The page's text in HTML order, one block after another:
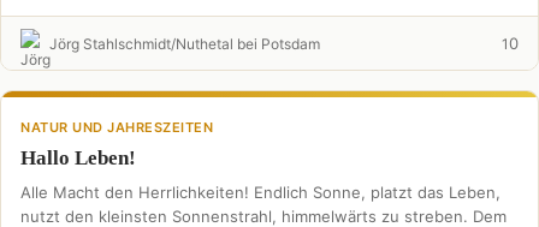
Jörg Stahlschmidt/Nuthetal bei Potsdam 10
NATUR UND JAHRESZEITEN
Hallo Leben!
Alle Macht den Herrlichkeiten! Endlich Sonne, platzt das Leben,
nutzt den kleinsten Sonnenstrahl, himmelwärts zu streben. Dem